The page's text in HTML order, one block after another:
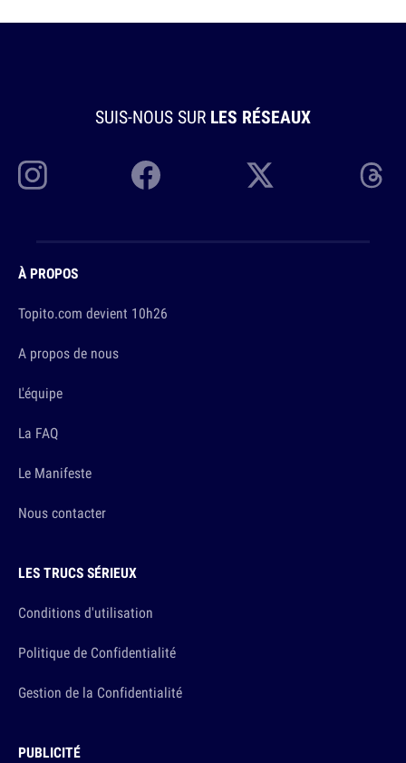
SUIS-NOUS SUR LES RÉSEAUX
À PROPOS
Topito.com devient 10h26
A propos de nous
L'équipe
La FAQ
Le Manifeste
Nous contacter
LES TRUCS SÉRIEUX
Conditions d'utilisation
Politique de Confidentialité
Gestion de la Confidentialité
PUBLICITÉ